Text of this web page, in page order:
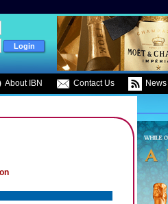
About IBN Contact Us News